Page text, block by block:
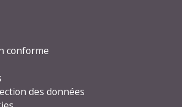
conforme
des données